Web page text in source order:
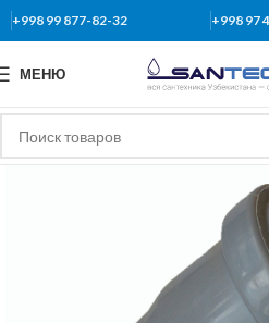
+998 99 877-82-32 +998 97
МЕНЮ